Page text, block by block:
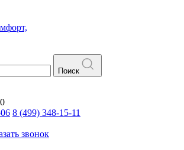
Поиск
8 (499) 348-15-11
звонок